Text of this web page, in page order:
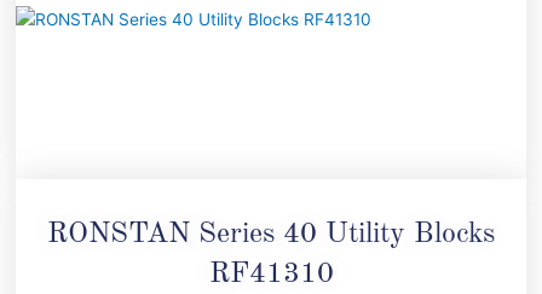
RONSTAN Series 40 Utility Blocks
RF41310